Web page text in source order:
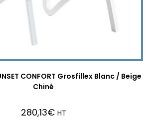
CONFORT Grosfillex Blanc / Beige
Chiné
280,13€ HT